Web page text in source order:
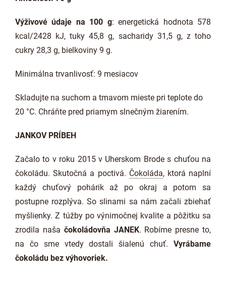
Výživové údaje na 100 g: energetická hodnota 578
kcal/2428 kJ, tuky 45,8 g, sacharidy 31,5 g, z toho
cukry 28,3 g, bielkoviny 9 g.
Minimálna trvanlivosť: 9 mesiacov
Skladujte na suchom a tmavom mieste pri teplote do
20 °C. Chráňte pred priamym slnečným žiarením.
JANKOV PRÍBEH
Začalo to v roku 2015 v Uherskom Brode s chuťou na
čokoládu. Skutočná a poctivá. Čokoláda, ktorá naplní
každý chuťový pohárik až po okraj a potom sa
postupne rozplýva. So slinami sa nám začali zbiehať
myšlienky. Z túžby po výnimočnej kvalite a pôžitku sa
zrodila naša čokoládovňa JANEK. Robíme presne to,
na čo sme vtedy dostali šialenú chuť. Vyrábame
čokoládu bez výhovoriek.